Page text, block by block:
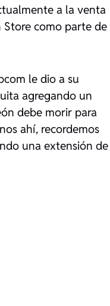
a la venta
Store como parte de
le dio a su
agregando un
debe morir para
ahí, recordemos
una extensión de